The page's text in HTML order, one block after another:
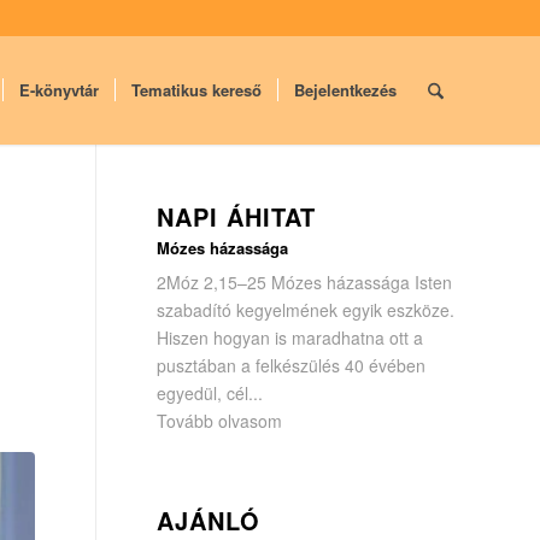
E-könyvtár Tematikus kereső Bejelentkezés
NAPI ÁHITAT
Mózes házassága
2Móz 2,15–25 Mózes házassága Isten
szabadító kegyelmének egyik eszköze.
Hiszen hogyan is maradhatna ott a
pusztában a felkészülés 40 évében
egyedül, cél...
Tovább olvasom
AJÁNLÓ